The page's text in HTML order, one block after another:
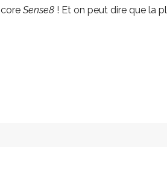
Sense8 ! Et on peut dire que la